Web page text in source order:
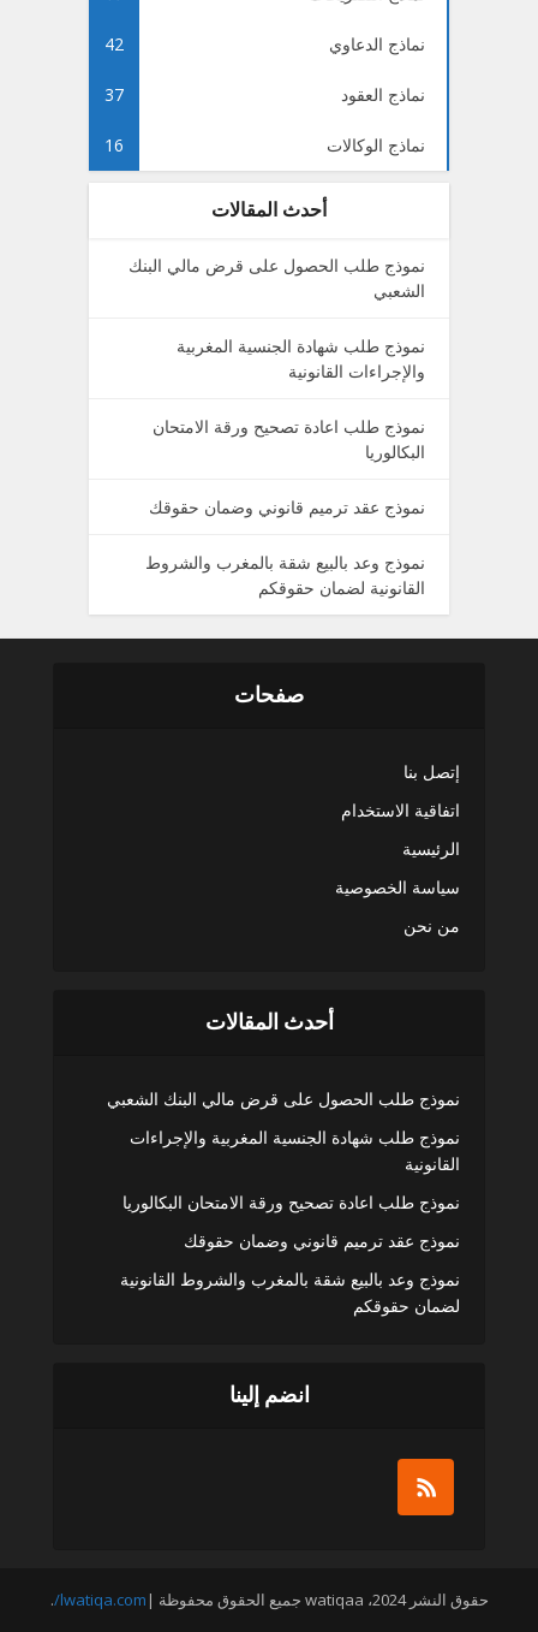
نماذج الدعاوي 42
نماذج العقود 37
نماذج الوكالات 16
أحدث المقالات
نموذج طلب الحصول على قرض مالي البنك
الشعبي
نموذج طلب شهادة الجنسية المغربية
والإجراءات القانونية
نموذج طلب اعادة تصحيح ورقة الامتحان
البكالوريا
نموذج عقد ترميم قانوني وضمان حقوقك
نموذج وعد بالبيع شقة بالمغرب والشروط
القانونية لضمان حقوقكم
صفحات
إتصل بنا
اتفاقية الاستخدام
الرئيسية
سياسة الخصوصية
من نحن
أحدث المقالات
نموذج طلب الحصول على قرض مالي البنك الشعبي
نموذج طلب شهادة الجنسية المغربية والإجراءات
القانونية
نموذج طلب اعادة تصحيح ورقة الامتحان البكالوريا
نموذج عقد ترميم قانوني وضمان حقوقك
نموذج وعد بالبيع شقة بالمغرب والشروط القانونية
لضمان حقوقكم
انضم إلينا
حقوق النشر 2024، watiqaa جميع الحقوق محفوظة | lwatiqa.com/
.